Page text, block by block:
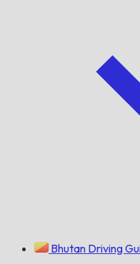
Bhutan Driving